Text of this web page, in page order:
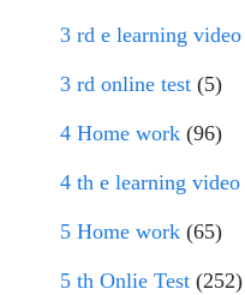
3 rd e learning video
3 rd online test (5)
4 Home work (96)
4 th e learning video
5 Home work (65)
5 th Onlie Test (252)